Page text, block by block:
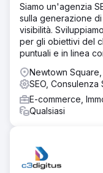
Siamo un'agenzia
sulla generazione
visibilità.
per gli obiettivi del
puntuali e in linea
Newtown
SEO, Consulenza
E-commerce,
Qualsiasi